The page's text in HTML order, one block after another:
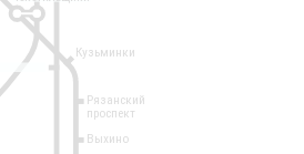
Кузьминки
Рязанский
проспект
Выхино